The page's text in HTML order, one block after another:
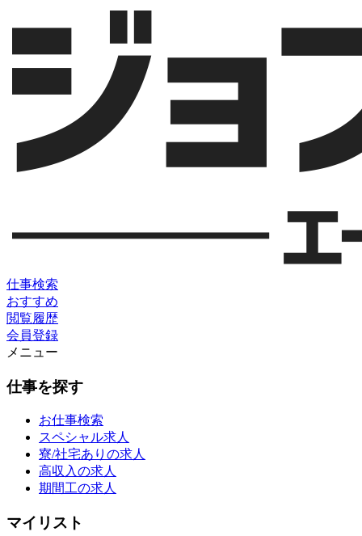
仕事検索
おすすめ
閲覧履歴
会員登録
メニュー
仕事を探す
お仕事検索
スペシャル求人
寮/社宅ありの求人
高収入の求人
期間工の求人
マイリスト